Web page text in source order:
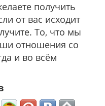
получить
от вас исходит
То, что мы
отношения со
и во всём